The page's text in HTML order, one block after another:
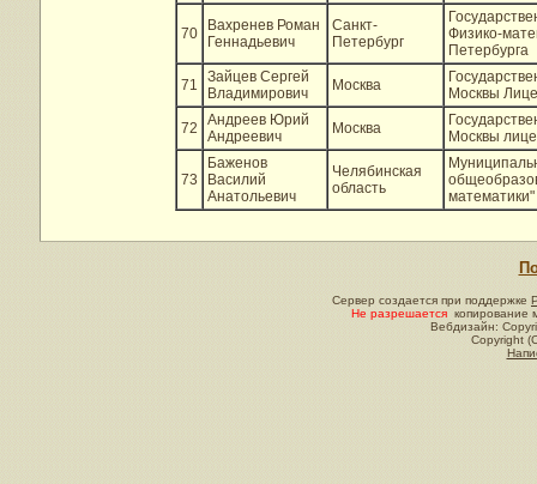
70
Вахренев Роман
Геннадьевич
Санкт-
Петербург
Физико-
Петербурга
71
Зайцев Сергей
Владимирович
Москва
Москвы
72
Андреев Юрий
Андреевич
Москва
Москвы
73
Баженов
Василий
Анатольевич
Челябинская
область
Сервер создается при поддержке
Не разрешается копирование
Вебдизайн:
Copyright